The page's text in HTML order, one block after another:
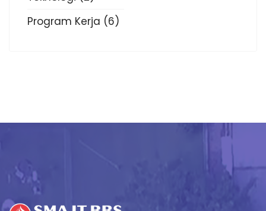
Program Kerja (6)